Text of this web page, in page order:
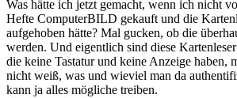
Was hätte ich jetzt gemacht, wenn ich nicht
Hefte ComputerBILD gekauft und die
aufgehoben hätte? Mal gucken, ob die
werden. Und eigentlich sind diese
die keine Tastatur und keine Anzeige haben,
nicht weiß, was und wieviel man da
kann ja alles mögliche treiben.